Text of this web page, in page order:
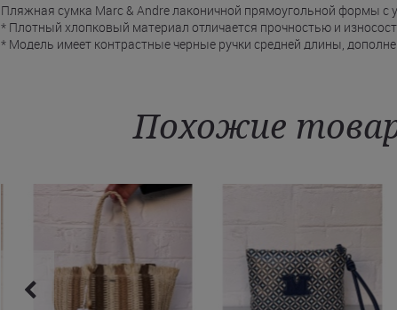
Пляжная сумка Marc & Andre лаконичной прямоугольной формы с
* Плотный хлопковый материал отличается прочностью и
* Модель имеет контрастные черные ручки средней длины,
* Внутреннее пространство представлено одним вместительным
* Сумка Марк Андре застегивается на молнию.
На сайте вы можете купить коричнево-черную сумку Marc & Andre с
Каменец-Подольский, Умань, Киев, Львов, а также любой другой
Похожие